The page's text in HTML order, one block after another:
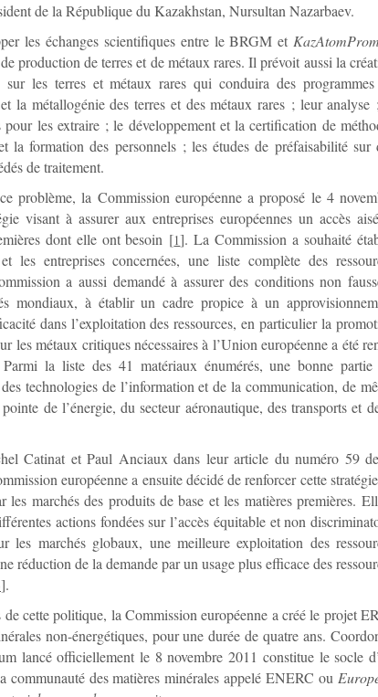
de la République du Kazakhstan, Nursultan Nazarbaev.
les échanges scientifiques entre le BRGM et KazAtomProm
production de terres et de métaux rares. Il prévoit aussi la
sur les terres et métaux rares qui conduira des
la métallogénie des terres et des métaux rares ; leur analyse
les extraire ; le développement et la certification de
la formation des personnels ; les études de préfaisabilité sur
de traitement.
problème, la Commission européenne a proposé le 4
visant à assurer aux entreprises européennes un accès
dont elle ont besoin [1]. La Commission a souhaité
les entreprises concernées, une liste complète des
a aussi demandé à assurer des conditions non
mondiaux, à établir un cadre propice à un
dans l’exploitation des ressources, en particulier la
les métaux critiques nécessaires à l’Union européenne a été
la liste des 41 matériaux énumérés, une bonne partie
technologies de l’information et de la communication, de
de l’énergie, du secteur aéronautique, des transports et
Catinat et Paul Anciaux dans leur article du numéro 59
européenne a ensuite décidé de renforcer cette
les marchés des produits de base et les matières premières.
actions fondées sur l’accès équitable et non
les marchés globaux, une meilleure exploitation des
réduction de la demande par un usage plus efficace des
].
de cette politique, la Commission européenne a créé le projet
non-énergétiques, pour une durée de quatre ans.
lancé officiellement le 8 novembre 2011 constitue le socle
communauté des matières minérales appelé ENERC ou